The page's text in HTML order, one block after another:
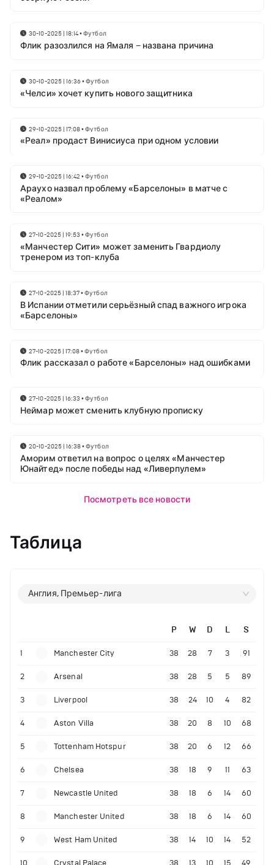
30-10-2025 | 18:14•Футбол
Флик разозлился на Ямаля – названа причина
30-10-2025 | 16:36•Футбол
«Челси» хочет купить нового защитника
29-10-2025 | 17:08•Футбол
«Реал» продаст Винисиуса при одном условии
29-10-2025 | 16:42 •Футбол
Араухо назвал проблему «Барселоны» в матче с
«Реалом»
27-10-2025 | 19:53 •Футбол
«Манчестер Сити» может заменить Гвардиолу
тренером из топ-клуба
27-10-2025 | 18:37•Футбол
В Испании отметили серьёзный спад важного игрока
«Барселоны»
27-10-2025 | 17:08•Футбол
Флик рассказал о работе «Барселоны» над ошибками
27-10-2025 | 16:33 •Футбол
Неймар может сменить клубную прописку
20-10-2025 | 16:38•Футбол
Аморим ответил на вопрос о целях «Манчестер
Юнайтед» после победы над «Ливерпулем»
Посмотреть все новости
Таблица
Англия, Премьер-лига
P W D L S
1 Manchester City 38 28 7 3 91
2 Arsenal 38 28 5 5 89
3 Liverpool 38 24 10 4 82
4 Aston Villa 38 20 8 10 68
5 Tottenham Hotspur 38 20 6 12 66
6 Chelsea 38 18 9 11 63
7 Newcastle United 38 18 6 14 60
8 Manchester United 38 18 6 14 60
9 West Ham United 38 14 10 14 52
10 Crystal Palace 38 13 10 15 49